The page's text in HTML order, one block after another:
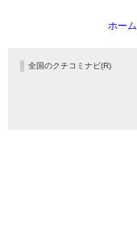
ホーム
全国のクチコミナビ(R)